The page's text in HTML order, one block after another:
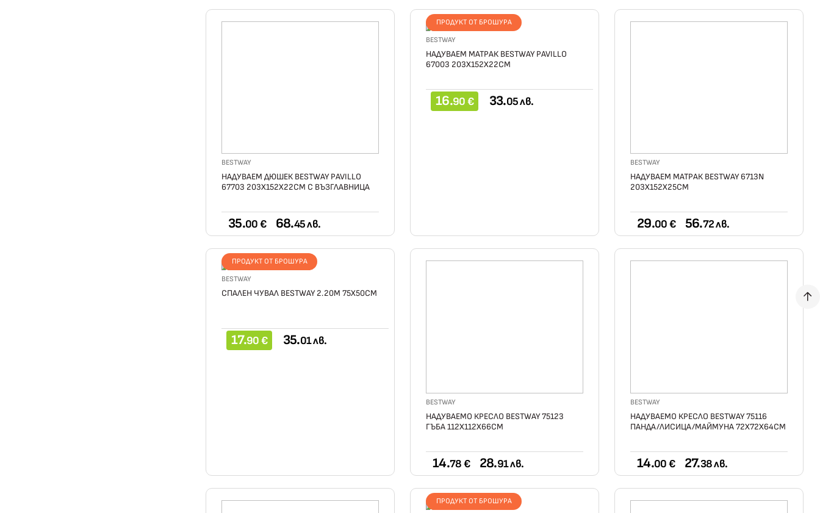
BESTWAY
НАДУВАЕМ ДЮШЕК BESTWAY PAVILLO
67703 203Х152Х22СМ С ВЪЗГЛАВНИЦА
35.00 € 68.45 лв.
ПРОДУКТ ОТ БРОШУРА
BESTWAY
НАДУВАЕМ МАТРАК BESTWAY PAVILLO
67003 203Х152Х22СМ
16.90 € 33.05 лв.
BESTWAY
НАДУВАЕМ МАТРАК BESTWAY 6713N
203X152X25СМ
29.00 € 56.72 лв.
ПРОДУКТ ОТ БРОШУРА
BESTWAY
СПАЛЕН ЧУВАЛ BESTWAY 2.20М 75X50СМ
17.90 € 35.01 лв.
BESTWAY
НАДУВАЕМО КРЕСЛО BESTWAY 75123
ГЪБА 112X112X66CМ
14.78 € 28.91 лв.
BESTWAY
НАДУВАЕМО КРЕСЛО BESTWAY 75116
ПАНДА/ЛИСИЦА/МАЙМУНА 72X72X64СМ
14.00 € 27.38 лв.
ПРОДУКТ ОТ БРОШУРА